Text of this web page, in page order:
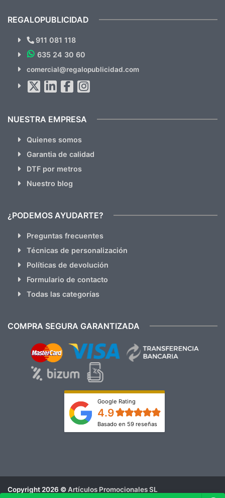
¿Quieres ver nuestras últimas
Novedades y Ofertas?
hacemos Spam)
REGALOPUBLICIDAD
911 081 118
635 24 30 60
comercial@regalopublicidad.com
NUESTRA EMPRESA
Quienes somos
Garantia de calidad
DTF por metros
Nuestro blog
¿PODEMOS AYUDARTE?
Preguntas frecuentes
Técnicas de personalización
Políticas de devolución
Formulario de contacto
Todas las categorías
COMPRA SEGURA GARANTIZADA
Google Rating
4.9
Basado en 59 reseñas
Copyright 2026 ©Artículos Promocionales SL